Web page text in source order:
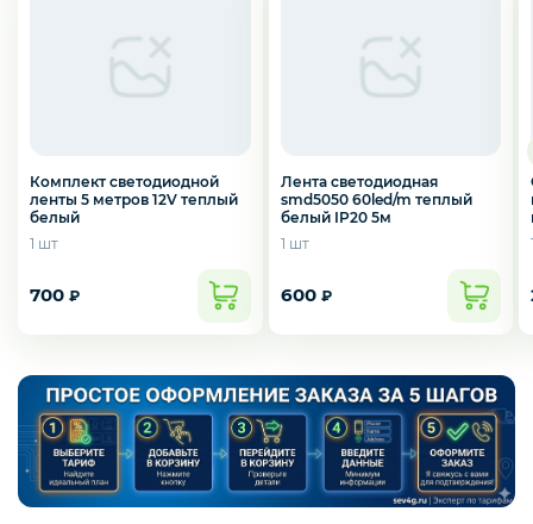
Комплектующие ПК
Комплект светодиодной
ленты 5 метров 12V теплый
белый
1 шт
700 ₽
Лента светодиодная
smd5050 60led/m теплый
белый IP20 5м
1 шт
600 ₽